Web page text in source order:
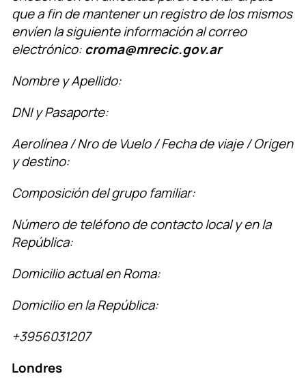
que a fin de mantener un registro de los mismos
envíen la siguiente información al correo
electrónico:croma@mrecic.gov.ar
Nombre y Apellido:
DNI y Pasaporte:
Aerolínea / Nro de Vuelo / Fecha de viaje / Origen
y destino:
Composición del grupo familiar:
Número de teléfono de contacto local y en la
República:
Domicilio actual en Roma:
Domicilio en la República:
+3956031207
Londres